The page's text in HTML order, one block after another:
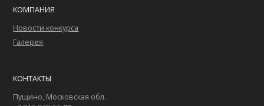
КОМПАНИЯ
Новости конкурса
Галерея
КОНТАКТЫ
Пущино, Московская обл.